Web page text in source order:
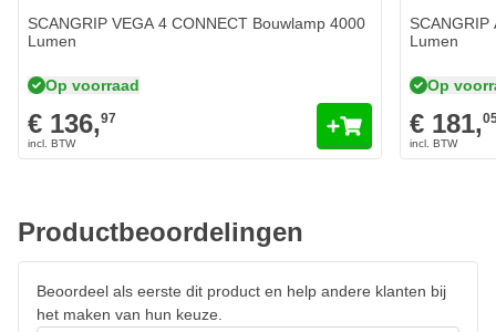
3 jaar fabrieksgarantie
SCANGRIP VEGA 4 CONNECT Bouwlamp 4000
Lumen
Op voorraad
€ 136,97
SCANGRIP
Lumen
Op
€ 181,
Productbeoordelingen
Beoordeel als eerste dit product en help andere klanten bij
het maken van hun keuze.